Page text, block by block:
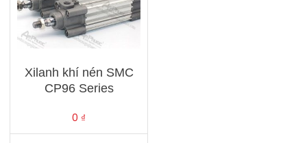
Xilanh khí nén SMC
CP96 Series
0 ₫